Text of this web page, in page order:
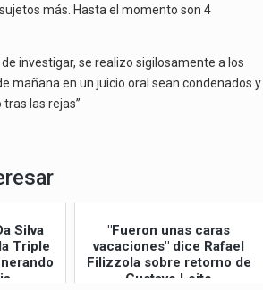
más. Hasta el momento son 4
investigar, se realizo sigilosamente a los
mañana en un juicio oral sean condenados y
las rejas”
Silva
Triple
"Fueron unas caras
vacaciones" dice Rafael
Filizzola sobre retorno de
Gustavo Leite